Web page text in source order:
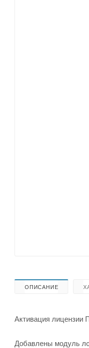
ОПИСАНИЕ
Активация лицензии
Добавлены модуль